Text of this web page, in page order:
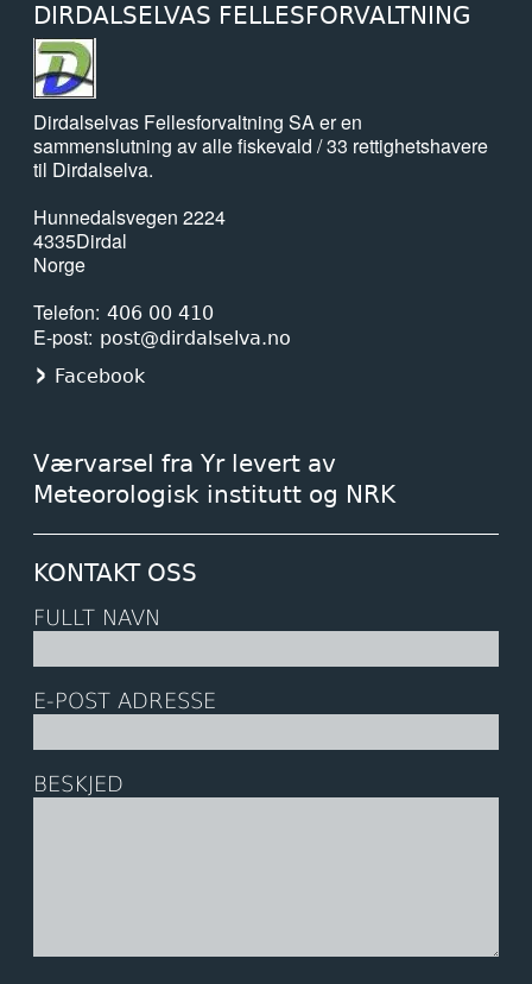
DIRDALSELVAS FELLESFORVALTNING
Dirdalselvas Fellesforvaltning SA er en
sammenslutning av alle fiskevald / 33 rettighetshavere
til Dirdalselva.
Hunnedalsvegen 2224
4335Dirdal
Norge
Telefon 406 00 410
E-post post@dirdalselva.no
Facebook
Værvarsel fra Yr levert av
Meteorologisk institutt og NRK
KONTAKT OSS
FULLT NAVN
E-POST ADRESSE
BESKJED